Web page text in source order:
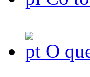
O